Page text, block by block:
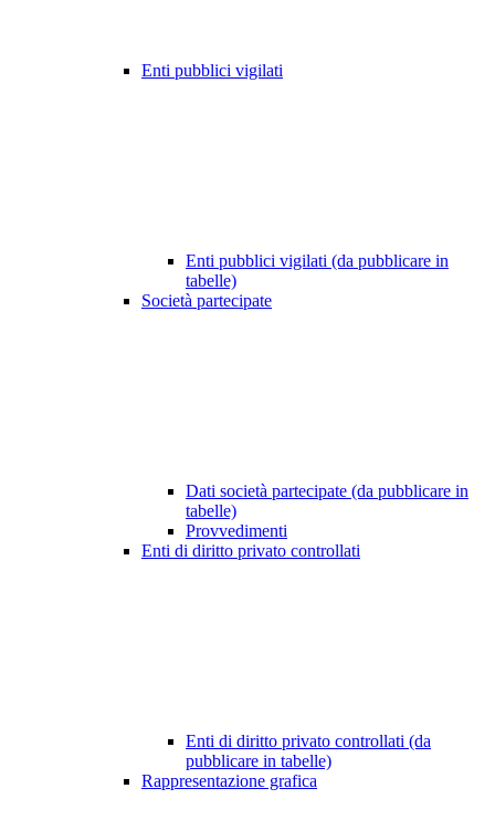
Enti pubblici vigilati
Enti pubblici vigilati (da pubblicare in
tabelle)
Società partecipate
Dati società partecipate (da pubblicare in
tabelle)
Provvedimenti
Enti di diritto privato controllati
Enti di diritto privato controllati (da
pubblicare in tabelle)
Rappresentazione grafica